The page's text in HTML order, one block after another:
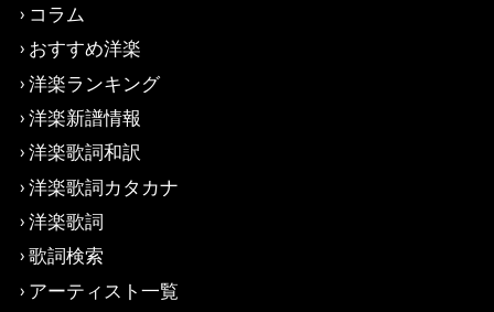
コラム
おすすめ洋楽
洋楽ランキング
洋楽新譜情報
洋楽歌詞和訳
洋楽歌詞カタカナ
洋楽歌詞
歌詞検索
アーティスト一覧